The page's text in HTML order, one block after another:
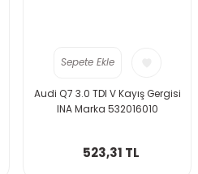
Sepete Ekle
Audi Q7 3.0 TDI V Kayış Gergisi
INA Marka 532016010
523,31 TL